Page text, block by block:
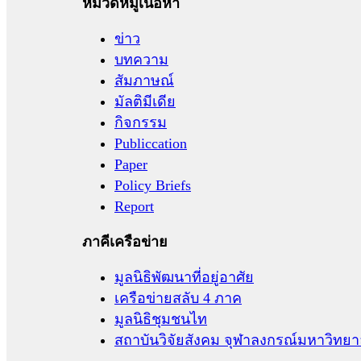
หมวดหมู่เนื้อหา
ข่าว
บทความ
สัมภาษณ์
มัลติมีเดีย
กิจกรรม
Publiccation
Paper
Policy Briefs
Report
ภาคีเครือข่าย
มูลนิธิพัฒนาที่อยู่อาศัย
เครือข่ายสลับ 4 ภาค
มูลนิธิชุมชนไท
สถาบันวิจัยสังคม จุฬาลงกรณ์มหาวิทย